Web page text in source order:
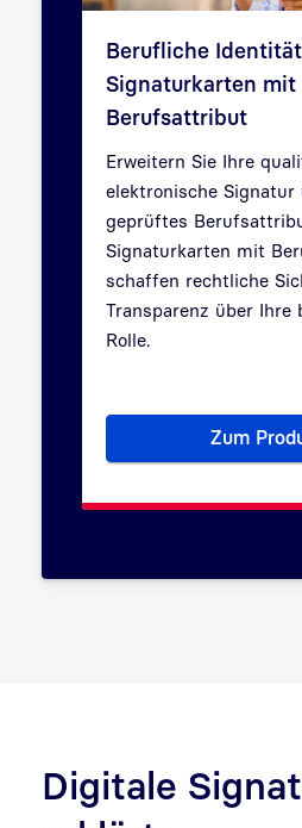
Berufliche
Signaturkarten mit
Berufsattribut
Erweitern Sie Ihre
elektronische Signatur
geprüftes
Signaturkarten mit
schaffen rechtliche
Transparenz über Ihre
Rolle.
Zum
Digitale